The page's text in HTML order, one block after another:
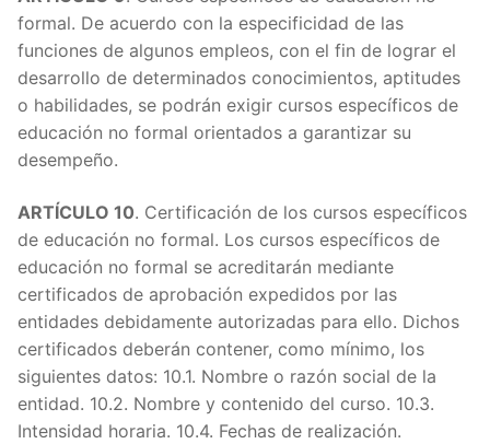
formal. De acuerdo con la especificidad de las
funciones de algunos empleos, con el fin de lograr el
desarrollo de determinados conocimientos, aptitudes
o habilidades, se podrán exigir cursos específicos de
educación no formal orientados a garantizar su
desempeño.
ARTÍCULO 10. Certificación de los cursos específicos
de educación no formal. Los cursos específicos de
educación no formal se acreditarán mediante
certificados de aprobación expedidos por las
entidades debidamente autorizadas para ello. Dichos
certificados deberán contener, como mínimo, los
siguientes datos: 10.1. Nombre o razón social de la
entidad. 10.2. Nombre y contenido del curso. 10.3.
Intensidad horaria. 10.4. Fechas de realización.